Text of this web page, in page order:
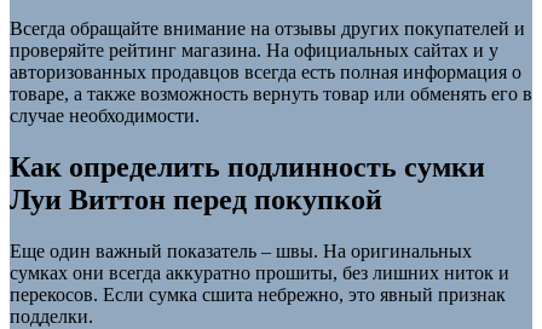
Всегда обращайте внимание на отзывы других покупателей и
проверяйте рейтинг магазина. На официальных сайтах и у
авторизованных продавцов всегда есть полная информация о
товаре, а также возможность вернуть товар или обменять его в
случае необходимости.
Как определить подлинность сумки
Луи Виттон перед покупкой
Еще один важный показатель – швы. На оригинальных
сумках они всегда аккуратно прошиты, без лишних ниток и
перекосов. Если сумка сшита небрежно, это явный признак
подделки.